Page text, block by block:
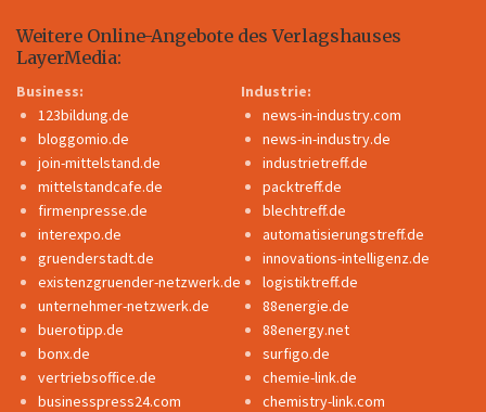
Weitere Online-Angebote des Verlagshauses
LayerMedia:
Business:
123bildung.de
bloggomio.de
join-mittelstand.de
mittelstandcafe.de
firmenpresse.de
interexpo.de
gruenderstadt.de
existenzgruender-netzwerk.de
unternehmer-netzwerk.de
buerotipp.de
bonx.de
vertriebsoffice.de
businesspress24.com
Industrie:
news-in-industry.com
news-in-industry.de
industrietreff.de
packtreff.de
blechtreff.de
automatisierungstreff.de
innovations-intelligenz.de
logistiktreff.de
88energie.de
88energy.net
surfigo.de
chemie-link.de
chemistry-link.com